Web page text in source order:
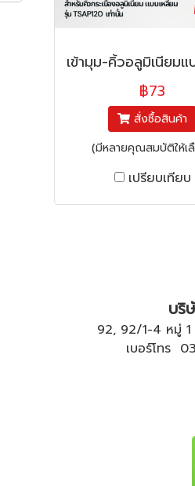
฿73
สั่งซื้อสินค้า
(มีหลายคุณสมบัติให้เ
เปรียบเทียบ
บริ
92, 92/1-4 หมู่ 1
เบอร์โทร